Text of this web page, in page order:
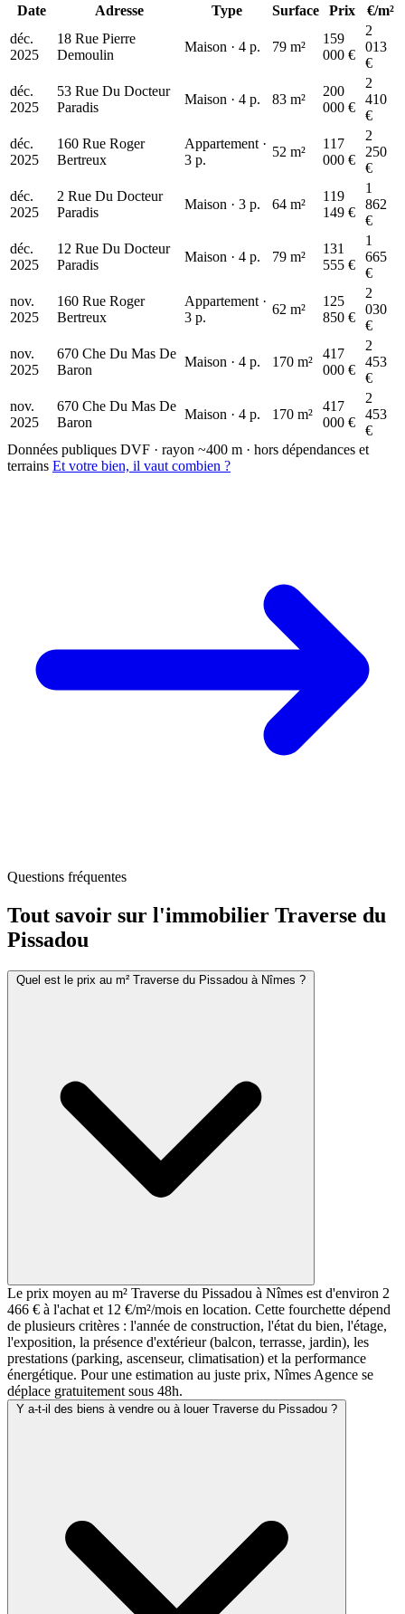
Date Adresse Type Surface Prix
€/m²
déc.
2025
18 Rue Pierre
Demoulin
Maison · 4 p. 79 m²
159
000 €
2
013
€
déc.
2025
53 Rue Du Docteur
Paradis
Maison · 4 p. 83 m²
200
000 €
2
410
€
déc.
2025
160 Rue Roger
Bertreux
Appartement ·
3 p.
52 m²
117
000 €
2
250
€
déc.
2025
2 Rue Du Docteur
Paradis
Maison · 3 p. 64 m²
119
149 €
1
862
€
déc.
2025
12 Rue Du Docteur
Paradis
Maison · 4 p. 79 m²
131
555 €
1
665
€
nov.
2025
160 Rue Roger
Bertreux
Appartement ·
3 p.
62 m²
125
850 €
2
030
€
nov.
2025
670 Che Du Mas De
Baron
Maison · 4 p. 170 m²
417
000 €
2
453
€
nov.
2025
670 Che Du Mas De
Baron
Maison · 4 p. 170 m²
417
000 €
2
453
€
Données publiques DVF · rayon ~400 m · hors dépendances et
terrains Et votre bien, il vaut combien ?
Questions fréquentes
Tout savoir sur l'immobilier Traverse du
Pissadou
Quel est le prix au m² Traverse du Pissadou à Nîmes ?
Le prix moyen au m² Traverse du Pissadou à Nîmes est d'environ 2
466 € à l'achat et 12 €/m²/mois en location. Cette fourchette dépend
de plusieurs critères : l'année de construction, l'état du bien, l'étage,
l'exposition, la présence d'extérieur (balcon, terrasse, jardin), les
prestations (parking, ascenseur, climatisation) et la performance
énergétique. Pour une estimation au juste prix, Nîmes Agence se
déplace gratuitement sous 48h.
Y a-t-il des biens à vendre ou à louer Traverse du Pissadou ?